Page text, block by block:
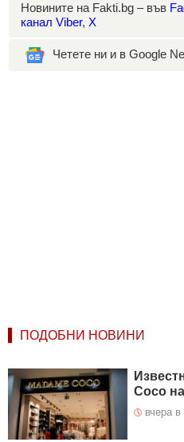
Новините на Fakti.bg – във
канал Viber, X
Четете ни и в Google
ПОДОБНИ НОВИНИ
Coco
вчера